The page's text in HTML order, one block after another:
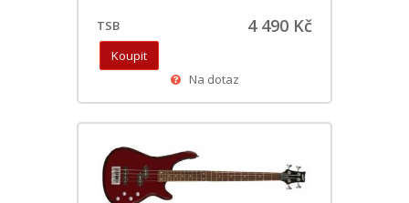
TSB 4 490 Kč
Na dotaz